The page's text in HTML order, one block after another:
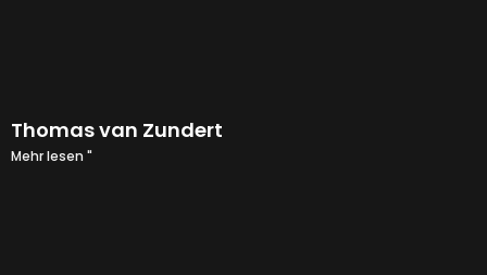
Thomas van Zundert
Mehr lesen "